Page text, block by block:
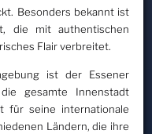
Besonders bekannt ist
die mit authentischen
Flair verbreitet.
ist der Essener
gesamte Innenstadt
für seine internationale
Ländern, die ihre